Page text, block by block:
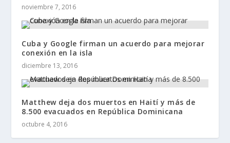
noviembre 7, 2016
Cuba y Google firman un acuerdo para mejorar
conexión en la isla
diciembre 13, 2016
Matthew deja dos muertos en Haití y más de
8.500 evacuados en República Dominicana
octubre 4, 2016